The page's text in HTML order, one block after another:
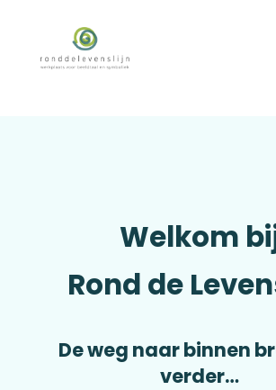
Welkom
Rond de
De weg naar binnen
verder…